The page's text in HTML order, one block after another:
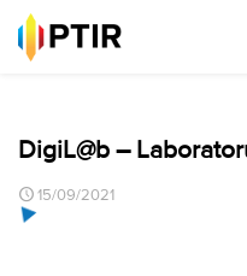
DigiL@b –
15/09/2021